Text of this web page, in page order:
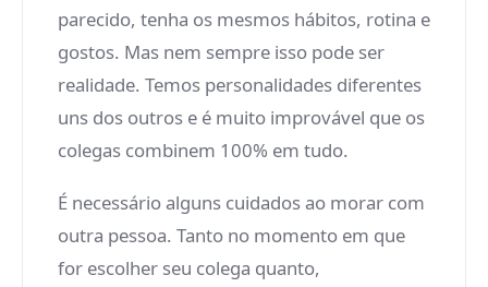
parecido, tenha os mesmos hábitos, rotina e
gostos. Mas nem sempre isso pode ser
realidade. Temos personalidades diferentes
uns dos outros e é muito improvável que os
colegas combinem 100% em tudo.
É necessário alguns cuidados ao morar com
outra pessoa. Tanto no momento em que
for escolher seu colega quanto,